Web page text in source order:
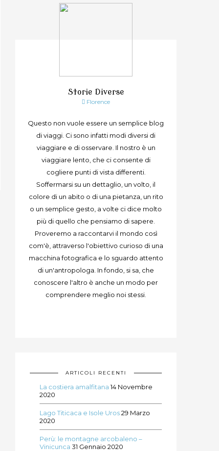
Storie Diverse
Florence
Questo non vuole essere un semplice blog
di viaggi. Ci sono infatti modi diversi di
viaggiare e di osservare. Il nostro è un
viaggiare lento, che ci consente di
cogliere punti di vista differenti.
Soffermarsi su un dettaglio, un volto, il
colore di un abito o di una pietanza, un rito
o un semplice gesto, a volte ci dice molto
più di quello che pensiamo di sapere.
Proveremo a raccontarvi il mondo così
com'è, attraverso l'obiettivo curioso di una
macchina fotografica e lo sguardo attento
di un'antropologa. In fondo, si sa, che
conoscere l'altro è anche un modo per
comprendere meglio noi stessi.
ARTICOLI RECENTI
La costiera amalfitana 14 Novembre
2020
Lago Titicaca e Isole Uros29 Marzo
2020
Perù: le montagne arcobaleno –
Vinicunca 31 Gennaio 2020